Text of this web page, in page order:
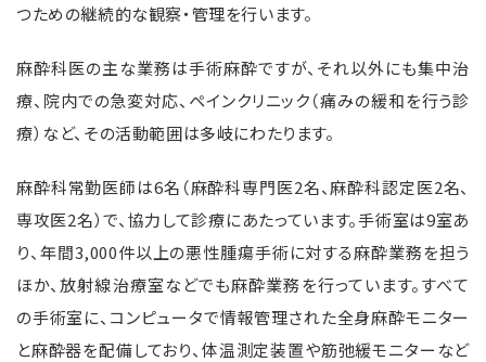
つための継続的な観察・管理を行います。
麻酔科医の主な業務は手術麻酔ですが、それ以外にも集中治
療、院内での急変対応、ペインクリニック（痛みの緩和を行う診
療）など、その活動範囲は多岐にわたります。
麻酔科常勤医師は6名（麻酔科専門医2名、麻酔科認定医2名、
専攻医2名）で、協力して診療にあたっています。手術室は9室あ
り、年間3,000件以上の悪性腫瘍手術に対する麻酔業務を担う
ほか、放射線治療室などでも麻酔業務を行っています。すべて
の手術室に、コンピュータで情報管理された全身麻酔モニター
と麻酔器を配備しており、体温測定装置や筋弛緩モニターなど